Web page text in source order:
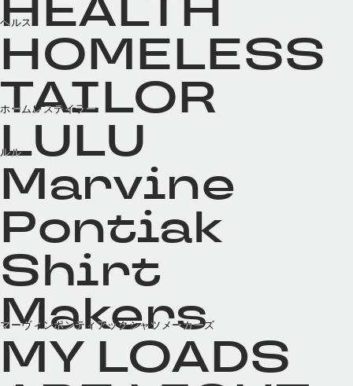
ヘルス
HOMELESS
TAILOR
ホームレステイラー
LULU
ルル
Marvine
Pontiak
Shirt
Makers
マーヴィンポンティアックシャツメーカーズ
MY LOADS